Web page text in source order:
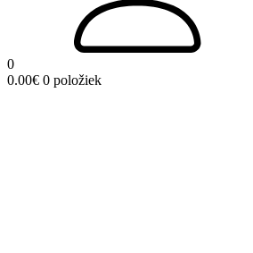
0
0.00€ 0 položiek